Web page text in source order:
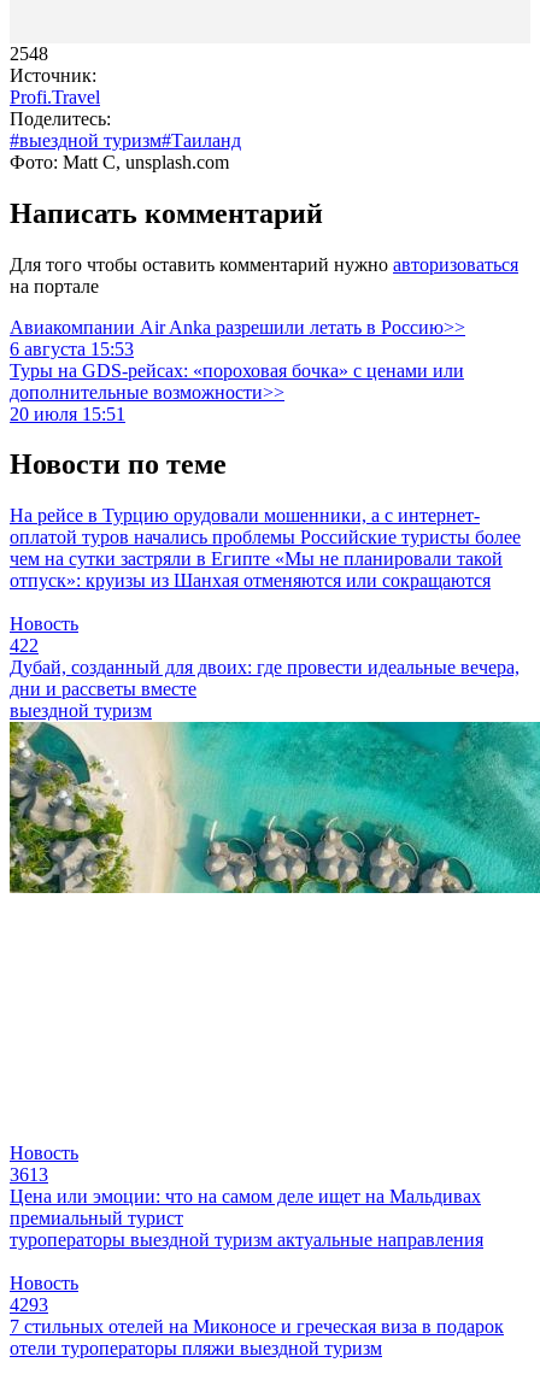
2548
Источник:
Profi.Travel
Поделитесь:
#выездной туризм#Таиланд
Фото: Matt C, unsplash.com
Написать комментарий
Для того чтобы оставить комментарий нужно авторизоваться
на портале
Авиакомпании Air Anka разрешили летать в Россию>>
6 августа 15:53
Туры на GDS-рейсах: «пороховая бочка» с ценами или
дополнительные возможности>>
20 июля 15:51
Новости по теме
На рейсе в Турцию орудовали мошенники, а с интернет-
оплатой туров начались проблемы Российские туристы более
чем на сутки застряли в Египте «Мы не планировали такой
отпуск»: круизы из Шанхая отменяются или сокращаются
Новость
422
Дубай, созданный для двоих: где провести идеальные вечера,
дни и рассветы вместе
выездной туризм
Новость
3613
Цена или эмоции: что на самом деле ищет на Мальдивах
премиальный турист
туроператоры выездной туризм актуальные направления
Новость
4293
7 стильных отелей на Миконосе и греческая виза в подарок
отели туроператоры пляжи выездной туризм